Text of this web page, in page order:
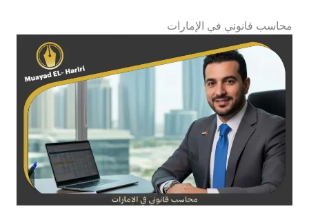
محاسب قانوني في الإمارات